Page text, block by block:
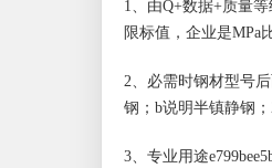
1、由Q+数据+质量
限标值，企业是MPa
2、必需时钢材型号
钢；b说明半镇静钢
3、专业用途